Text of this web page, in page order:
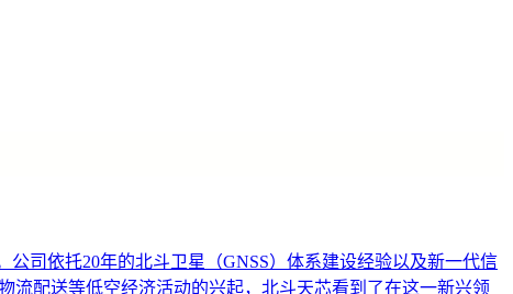
司依托20年的北斗卫星（GNSS）体系建设经验以及新一代信
流配送等低空经济活动的兴起，北斗天芯看到了在这一新兴领